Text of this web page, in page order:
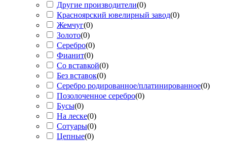
Другие производители(0)
Красноярский ювелирный завод(0)
Жемчуг(0)
Золото(0)
Серебро(0)
Фианит(0)
Со вставкой(0)
Без вставок(0)
Серебро родированное/платинированное(0)
Позолоченное серебро(0)
Бусы(0)
На леске(0)
Сотуары(0)
Цепные(0)